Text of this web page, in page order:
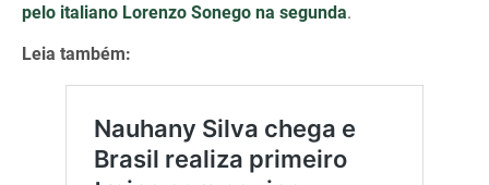
pelo italiano Lorenzo Sonego na segunda.
Leia também: